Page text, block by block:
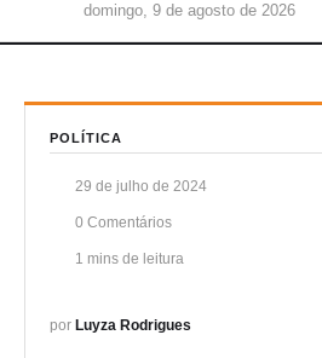
domingo, 9 de agosto de 2026
POLÍTICA
29 de julho de 2024
0 Comentários
1 mins de leitura
por Luyza Rodrigues